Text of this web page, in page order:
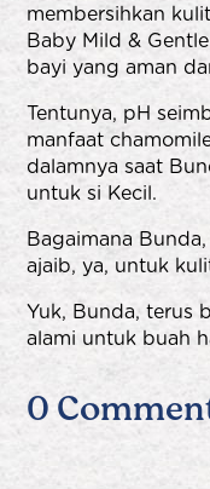
membersihkan
Baby Mild &
bayi yang aman
Tentunya, pH
manfaat
dalamnya saat
untuk si Kecil.
Bagaimana
ajaib, ya, untuk
Yuk, Bunda, terus
alami untuk buah
0